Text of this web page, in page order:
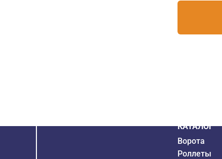
КАТАЛОГ
Ворота
Роллеты